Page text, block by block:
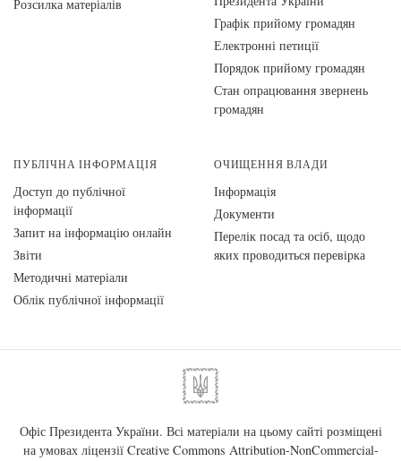
Розсилка матеріалів
Графік прийому громадян
Електронні петиції
Порядок прийому громадян
Стан опрацювання звернень
громадян
ПУБЛІЧНА ІНФОРМАЦІЯ
Доступ до публічної
інформації
Запит на інформацію онлайн
Звіти
Методичні матеріали
Облік публічної інформації
ОЧИЩЕННЯ ВЛАДИ
Інформація
Документи
Перелік посад та осіб, щодо
яких проводиться перевірка
Офіс Президента України. Всі матеріали на цьому сайті розміщені
на умовах ліцензії Creative Commons Attribution-NonCommercial-